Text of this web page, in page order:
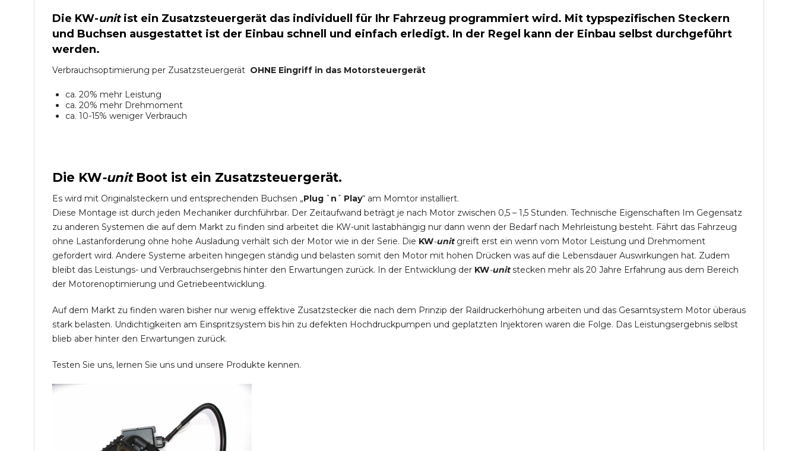
Die KW-unitist ein Zusatzsteuergerät das individuell für Ihr Fahrzeug programmiert wird. Mit typspezifischen Steckern
und Buchsen ausgestattet ist der Einbau schnell und einfach erledigt. In der Regel kann der Einbau selbst durchgeführt
werden.
Verbrauchsoptimierung per Zusatzsteuergerät OHNE Eingriff in das Motorsteuergerät
ca. 20% mehr Leistung
ca. 20% mehr Drehmoment
ca. 10-15% weniger Verbrauch
Die KW-unit Boot ist ein Zusatzsteuergerät.
Es wird mit Originalsteckern und entsprechenden Buchsen „Plug `n´ Play“ am Momtor installiert.
Diese Montage ist durch jeden Mechaniker durchführbar. Der Zeitaufwand beträgt je nach Motor zwischen 0,5 – 1,5 Stunden. Technische Eigenschaften Im Gegensatz
zu anderen Systemen die auf dem Markt zu finden sind arbeitet die KW-unit lastabhängig nur dann wenn der Bedarf nach Mehrleistung besteht. Fährt das Fahrzeug
ohne Lastanforderung ohne hohe Ausladung verhält sich der Motor wie in der Serie. Die KW-unit greift erst ein wenn vom Motor Leistung und Drehmoment
gefordert wird. Andere Systeme arbeiten hingegen ständig und belasten somit den Motor mit hohen Drücken was auf die Lebensdauer Auswirkungen hat. Zudem
bleibt das Leistungs- und Verbrauchsergebnis hinter den Erwartungen zurück. In der Entwicklung der KW-unitstecken mehr als 20 Jahre Erfahrung aus dem Bereich
der Motorenoptimierung und Getriebeentwicklung.
Auf dem Markt zu finden waren bisher nur wenig effektive Zusatzstecker die nach dem Prinzip der Raildruckerhöhung arbeiten und das Gesamtsystem Motor überaus
stark belasten. Undichtigkeiten am Einspritzsystem bis hin zu defekten Hochdruckpumpen und geplatzten Injektoren waren die Folge. Das Leistungsergebnis selbst
blieb aber hinter den Erwartungen zurück.
Testen Sie uns, lernen Sie uns und unsere Produkte kennen.